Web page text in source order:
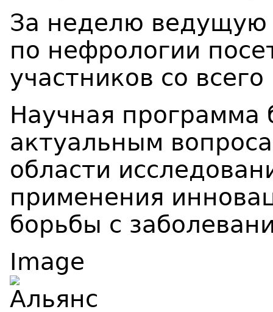
За неделю
по нефрологии
участников со
Научная
актуальным
области
применения
борьбы с
Image